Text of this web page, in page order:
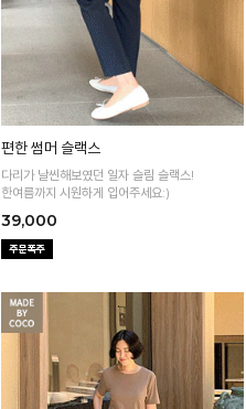
편한 썸머 슬랙스
다리가 날씬해보였던 일자 슬림 슬랙스!
한여름까지 시원하게 입어주세요:)
39,000